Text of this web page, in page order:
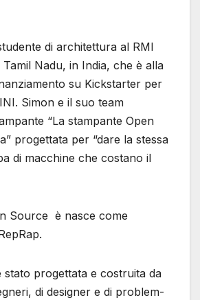
di architettura al RMI
Nadu, in India, che è alla
su Kickstarter per
Simon e il suo team
“La stampante Open
progettata per “dare la stessa
di macchine che costano il
Source è nasce come
stato progettata e costruita da
di designer e di problem-